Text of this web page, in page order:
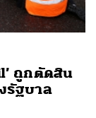
ถูกตัดสิน
รัฐบาล